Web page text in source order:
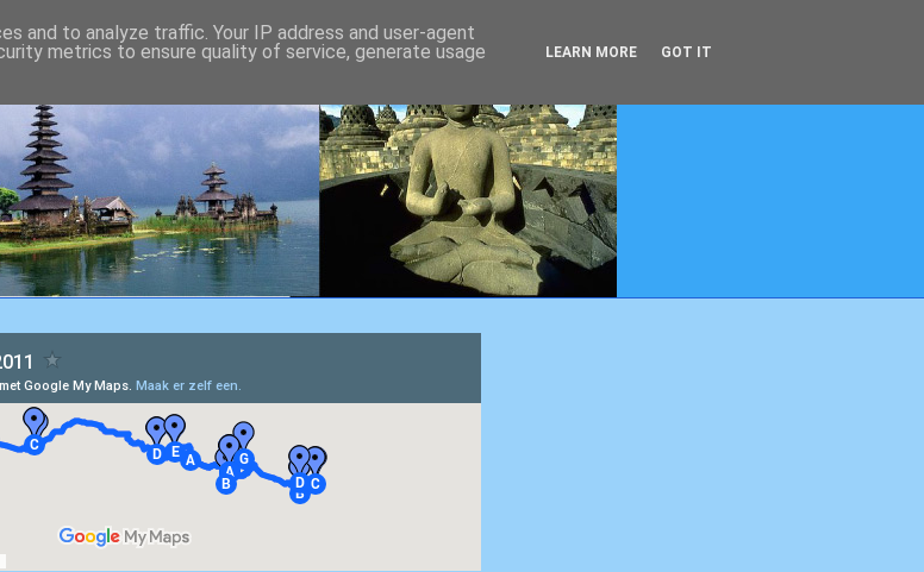
and to analyze traffic. Your IP address and user-agent
metrics to ensure quality of service, generate usage
LEARN MORE GOT IT